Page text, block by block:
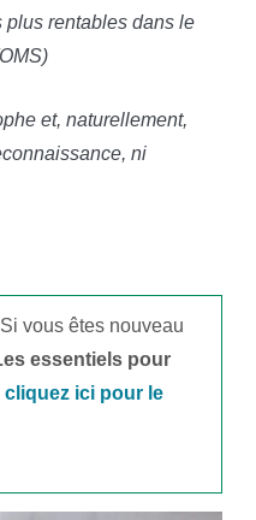
plus rentables dans le
et, naturellement,
ni
vous êtes nouveau
essentiels pour
cliquez ici pour le